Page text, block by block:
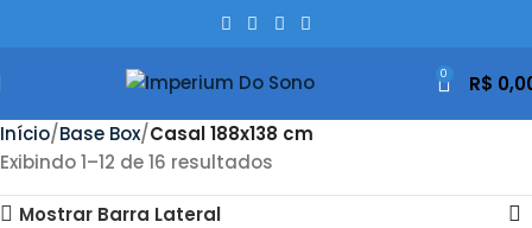
0 R$
Início Base Box Casal 188x138 cm
Exibindo 1–12 de 16 resultados
Mostrar Barra Lateral